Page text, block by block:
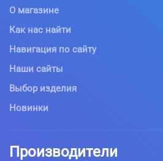
О магазине
Как нас найти
Навигация по сайту
Наши сайты
Выбор изделия
Новинки
Производители